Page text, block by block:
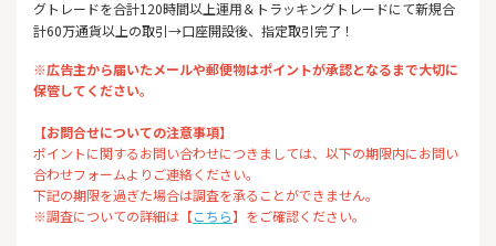
グトレードを合計120時間以上運用＆トラッキングトレードにて新規合
計60万通貨以上の取引→口座開設後、指定取引完了！
※広告主から届いたメールや郵便物はポイントが承認となるまで大切に
保管してください。
【お問合せについての注意事項】
ポイントに関するお問い合わせにつきましては、以下の期限内にお問い
合わせフォームよりご連絡ください。
下記の期限を過ぎた場合は調査を承ることができません。
※調査についての詳細は【こちら】をご確認ください。